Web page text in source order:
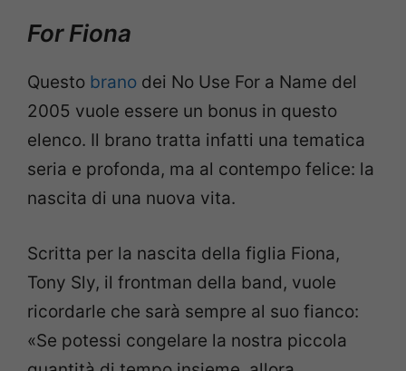
For Fiona
Questo brano dei No Use For a Name del
2005 vuole essere un bonus in questo
elenco. Il brano tratta infatti una tematica
seria e profonda, ma al contempo felice: la
nascita di una nuova vita.
Scritta per la nascita della figlia Fiona,
Tony Sly, il frontman della band, vuole
ricordarle che sarà sempre al suo fianco:
«Se potessi congelare la nostra piccola